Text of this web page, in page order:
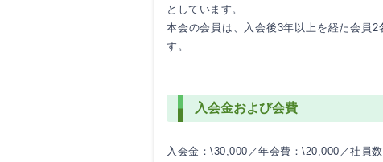
としています。
本会の会員は、入会後3年以上を経た会員
す。
入会金および会費
入会金：\30,000／年会費：\20,000／社員